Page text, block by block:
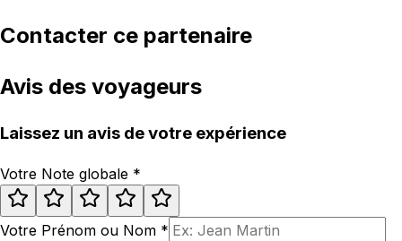
Contacter ce partenaire
Avis des voyageurs
Laissez un avis de votre expérience
Votre Note globale *
Votre Prénom ou Nom *